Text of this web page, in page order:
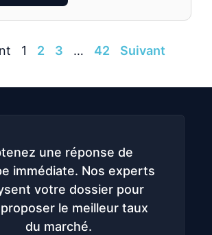
1 2 3 … 42 Suivant
une réponse de
immédiate. Nos experts
votre dossier pour
le meilleur taux
du marché.